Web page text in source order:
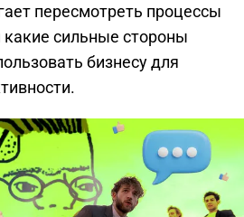
пересмотреть процессы
какие сильные стороны
бизнесу для